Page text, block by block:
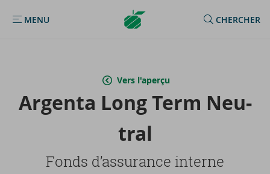
MENU
MENU
Argenta
Homepage
CHERCHER
Vers l'aperçu
Argenta Long Term Neu­
tral
Fonds d’as­su­rance in­terne